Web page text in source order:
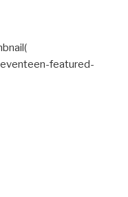
featured-